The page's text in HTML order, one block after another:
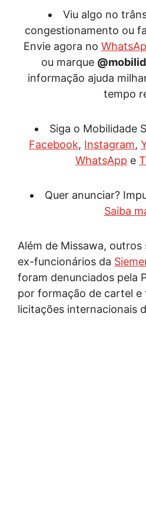
Viu algo no
congestionamento ou
Envie agora no
ou marque
informação ajuda
tempo
Siga o Mobilidade
Facebook, Instagram,
WhatsApp e
Quer anunciar?
Saiba
Além de Missawa,
ex-funcionários da
foram denunciados pela
por formação de cartel e
licitações internacionais